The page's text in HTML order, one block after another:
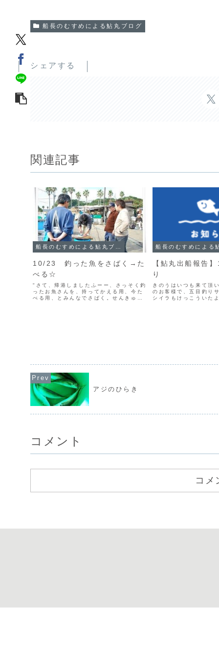
船長のむすめによる鮎丸ブログ
シェアする
関連記事
10/23 釣った魚をさばく→た
べる☆
"さて、帰港しましたふーー、さっそく釣
ったお魚さんを、持ってかえる用、今た
べる用、とみんなでさばく。せんきゅ
【鮎丸出船報告
り
きのうはいつも来て頂
のお客様で、五目釣り
シイラもけっこういた
アジのひらき
コメント
コメ